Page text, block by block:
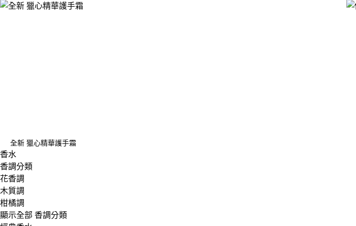
全新 獵心精華護手霜
香水
香調分類
花香調
木質調
柑橘調
顯示全部 香調分類